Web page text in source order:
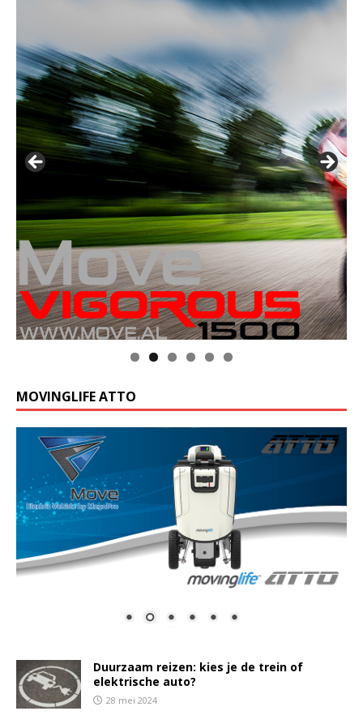
MOVINGLIFE ATTO
Duurzaam reizen: kies je de trein of
elektrische auto?
28 mei 2024